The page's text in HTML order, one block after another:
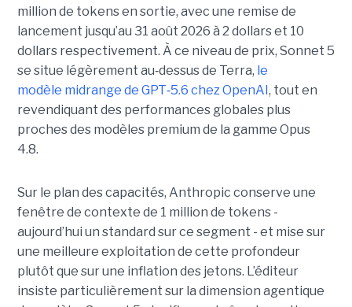
million de tokens en sortie, avec une remise de
lancement jusqu’au 31 août 2026 à 2 dollars et 10
dollars respectivement. À ce niveau de prix, Sonnet 5
se situe légèrement au‑dessus de Terra, le
modèle midrange de GPT‑5.6 chez OpenAI, tout en
revendiquant des performances globales plus
proches des modèles premium de la gamme Opus
4.8.
Sur le plan des capacités, Anthropic conserve une
fenêtre de contexte de 1 million de tokens -
aujourd’hui un standard sur ce segment - et mise sur
une meilleure exploitation de cette profondeur
plutôt que sur une inflation des jetons. L’éditeur
insiste particulièrement sur la dimension agentique